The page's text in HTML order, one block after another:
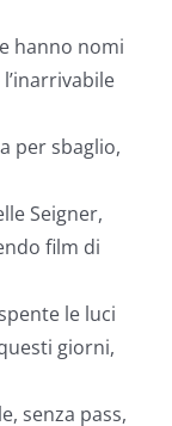
hanno nomi
l’inarrivabile
per sbaglio,
Seigner,
film di
le luci
giorni,
senza pass,